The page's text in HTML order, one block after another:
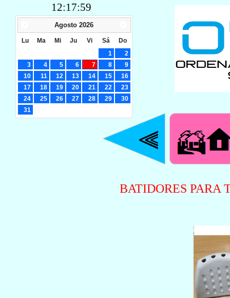
12:18:00
Agosto 2026
Lu Ma Mi Ju Vi Sá
Do
1
2
3
4 5 6 7 8
9
10
11 12 13 14 15
16
17
18 19 20 21 22
23
24
25 26 27 28 29
30
31
BATIDORES PARA